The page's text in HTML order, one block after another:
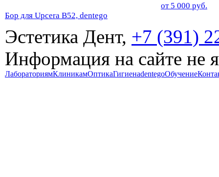
от 5 000 руб.
Бор для Upcera B52, dentego
Эстетика Дент, +7 (391)
Информация на сайте не
ЛабораториямКлиникамОптикаГигиенаdentegoОбучение